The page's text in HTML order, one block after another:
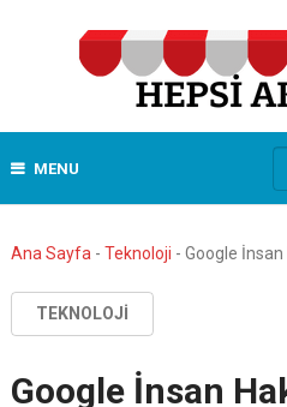
MENU
Ana Sayfa - Teknoloji - Google İnsan
TEKNOLOJI
Google İnsan